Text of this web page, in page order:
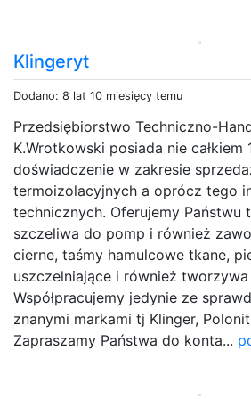
Klingeryt
Dodano: 8 lat 10 miesięcy temu
Przedsiębiorstwo Techniczno-
K.Wrotkowski posiada nie całkiem
doświadczenie w zakresie
termoizolacyjnych a oprócz tego
technicznych. Oferujemy Państwu
szczeliwa do pomp i również
cierne, taśmy hamulcowe tkane,
uszczelniające i również
Współpracujemy jedynie ze
znanymi markami tj Klinger,
Zapraszamy Państwa do konta...